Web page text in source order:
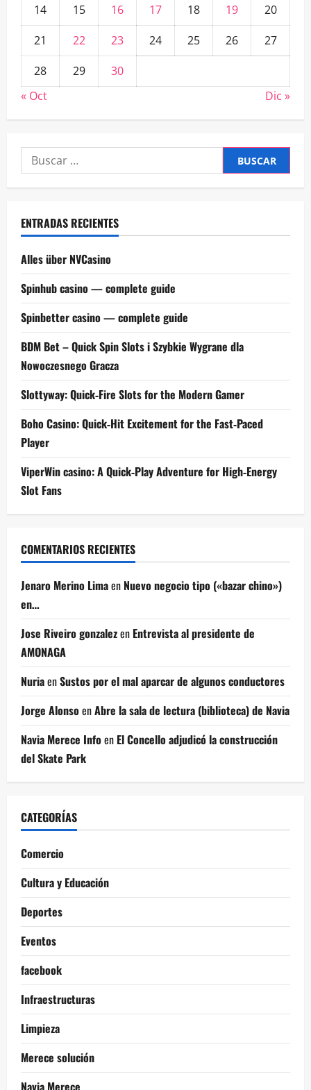
14
15 16 17 18 19
20
21
22 23 24 25 26
27
28
29
30
« Oct
Dic »
Buscar:
ENTRADAS RECIENTES
Alles über NVCasino
Spinhub casino — complete guide
Spinbetter casino — complete guide
BDM Bet – Quick Spin Slots i Szybkie Wygrane dla
Nowoczesnego Gracza
Slottyway: Quick‑Fire Slots for the Modern Gamer
Boho Casino: Quick‑Hit Excitement for the Fast‑Paced
Player
ViperWin casino: A Quick‑Play Adventure for High‑Energy
Slot Fans
COMENTARIOS RECIENTES
Jenaro Merino Limaen Nuevo negocio tipo («bazar chino»)
en…
Jose Riveiro gonzalezen Entrevista al presidente de
AMONAGA
NuriaenSustos por el mal aparcar de algunos conductores
Jorge AlonsoenAbre la sala de lectura (biblioteca) de Navia
Navia Merece Infoen El Concello adjudicó la construcción
del Skate Park
CATEGORÍAS
Comercio
Cultura y Educación
Deportes
Eventos
facebook
Infraestructuras
Limpieza
Merece solución
Navia Merece